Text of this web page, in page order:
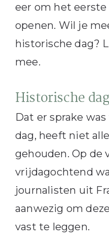
eer om het
openen. Wil je
historische dag?
mee.
Historische dag
Dat er sprake
dag, heeft niet
gehouden. Op de
vrijdagochtend
journalisten uit
aanwezig om
vast te leggen.